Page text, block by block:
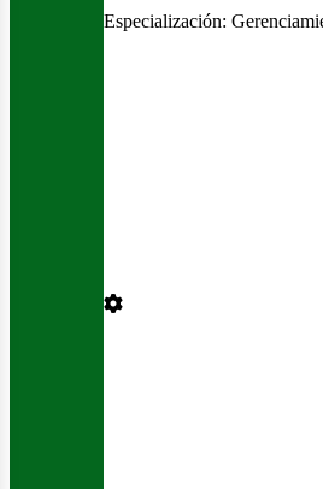
Especialización: